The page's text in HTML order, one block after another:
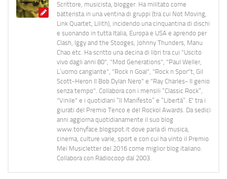
Scrittore, musicista, blogger. Ha militato come
batterista in una ventina di gruppi (tra cui Not Moving,
Link Quartet, Lilith), incidendo una cinquantina di dischi
e suonando in tutta Italia, Europa e USA e aprendo per
Clash, Iggy and the Stooges, Johnny Thunders, Manu
Chao etc. Ha scritto una decina di libri tra cui "Uscito
vivo dagli anni 80", "Mod Generations", "Paul Weller,
L’uomo cangiante", "Rock n Goal", "Rock n Spor"t, Gil
Scott-Heron Il Bob Dylan Nero" e "Ray Charles- Il genio
senza tempo". Collabora con i mensili “Classic Rock”,
"Vinile" e i quotidiani “Il Manifesto” e “Libertà”. E' tra i
giurati del Premio Tenco e del Rockol Awards. Da sedici
anni aggiorna quotidianamente il suo blog
www.tonyface.blogspot.it dove parla di musica,
cinema, culture varie, sport e con cui ha vinto il Premio
Mei Musicletter del 2016 come miglior blog italiano.
Collabora con Radiocoop dal 2003.